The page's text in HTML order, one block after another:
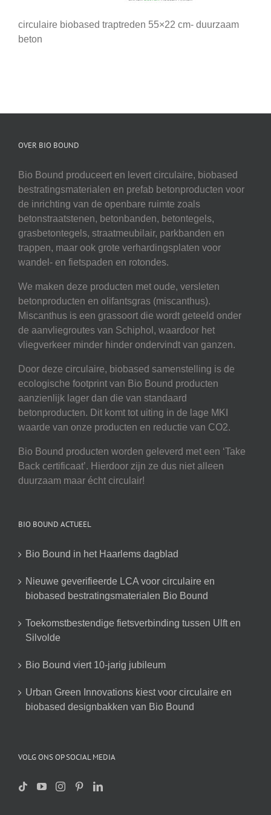
circulaire biobased traptreden 55×22 cm- duurzaam
beton
OVER BIO BOUND
Bio Bound produceert en levert circulaire, biobased
bestratingsmaterialen en prefab betonproducten voor
de inrichting van de openbare ruimte zoals
betonstraatstenen, betonbanden, betontegels,
grasbetontegels, straatmeubilair, parkbanden en
trappen, maar ook grote verhardingsplaten voor
wandel- en fietspaden en rotondes.
We maken deze producten met oude, versleten
betonproducten en olifantsgras (miscanthus).
Miscanthus is een grassoort die wordt geteeld onder
de aanvliegroutes van Schiphol, waardoor het
vliegverkeer minder hinder ondervindt van ganzen.
Door deze circulaire, biobased samenstelling is de
ecologische footprint van Bio Bound producten
aanzienlijk lager dan die van standaard
betonproducten. Dit komt tot uiting in de lage MKI
waarde van onze producten en reductie van CO2.
Bio Bound producten worden geleverd met een ‘Take
Back certificaat’. Hierdoor zijn ze dus niet alleen
duurzaam maar écht circulair!
BIO BOUND ACTUEEL
Bio Bound in het Haarlems dagblad
Nieuwe geverifieerde LCA voor circulaire en
biobased bestratingsmaterialen Bio Bound
Toekomstbestendige fietsverbinding tussen Ulft en
Silvolde
Bio Bound viert 10-jarig jubileum
Urban Green Innovations kiest voor circulaire en
biobased designbakken van Bio Bound
VOLG ONS OP SOCIAL MEDIA